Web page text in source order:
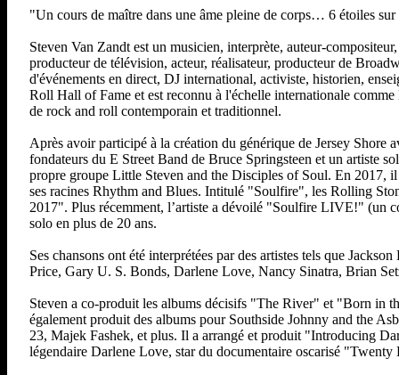
"Un cours de maître dans une âme pleine de corps… 6 étoiles
Steven Van Zandt est un musicien, interprète, auteur-
producteur de télévision, acteur, réalisateur, producteur de
d'événements en direct, DJ international, activiste, historien,
Roll Hall of Fame et est reconnu à l'échelle internationale
de rock and roll contemporain et traditionnel.
Après avoir participé à la création du générique de Jersey Shore
fondateurs du E Street Band de Bruce Springsteen et un artiste
propre groupe Little Steven and the Disciples of Soul. En 2017,
ses racines Rhythm and Blues. Intitulé "Soulfire", les Rolling
2017". Plus récemment, l’artiste a dévoilé "Soulfire LIVE!" (un
solo en plus de 20 ans.
Ses chansons ont été interprétées par des artistes tels que
Price, Gary U. S. Bonds, Darlene Love, Nancy Sinatra, Brian
Steven a co-produit les albums décisifs "The River" et "Born in
également produit des albums pour Southside Johnny and the
23, Majek Fashek, et plus. Il a arrangé et produit "Introducing
légendaire Darlene Love, star du documentaire oscarisé "Twenty